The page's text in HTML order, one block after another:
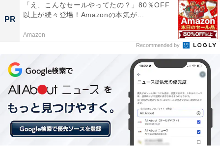
PR
「え、こんなセールやってたの？」80％OFF
以上が続々登場！Amazonの本気が...
Amazon
Recommended by